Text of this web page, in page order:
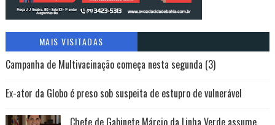
MAIS VISITADAS
Campanha de Multivacinação começa nesta segunda (3)
Ex-ator da Globo é preso sob suspeita de estupro de vulnerável
Chefe de Gabinete Márcio da Linha Verde assume